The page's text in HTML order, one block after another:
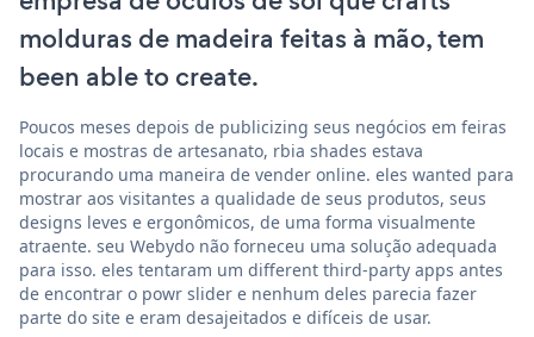
molduras de madeira feitas à mão, tem
been able to create.
Poucos meses depois de publicizing seus negócios em feiras
locais e mostras de artesanato, rbia shades estava
procurando uma maneira de vender online. eles wanted para
mostrar aos visitantes a qualidade de seus produtos, seus
designs leves e ergonômicos, de uma forma visualmente
atraente. seu Webydo não forneceu uma solução adequada
para isso. eles tentaram um different third-party apps antes
de encontrar o powr slider e nenhum deles parecia fazer
parte do site e eram desajeitados e difíceis de usar.